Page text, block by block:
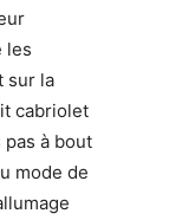
les
sur la
cabriolet
pas à bout
mode de